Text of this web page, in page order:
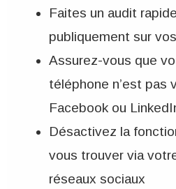
Faites un audit
publiquement sur
Assurez-vous que
téléphone n’est pas
Facebook ou
Désactivez la
vous trouver via
réseaux sociaux